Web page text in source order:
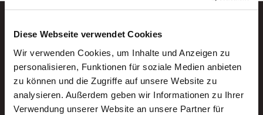
Diese Webseite verwendet Cookies
Wir verwenden Cookies, um Inhalte und Anzeigen zu
personalisieren, Funktionen für soziale Medien anbieten
zu können und die Zugriffe auf unsere Website zu
analysieren. Außerdem geben wir Informationen zu Ihrer
Verwendung unserer Website an unsere Partner für
Neue Stellen per E-Mail.
Ein kostenloser Service von AWO
Jobs.